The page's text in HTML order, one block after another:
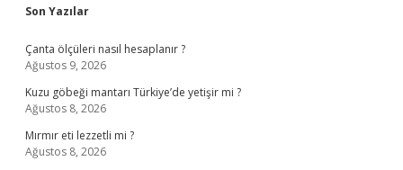
Sidebar
Son Yazılar
Çanta ölçüleri nasıl hesaplanır ?
Ağustos 9, 2026
Kuzu göbeği mantarı Türkiye’de yetişir mi ?
Ağustos 8, 2026
Mırmır eti lezzetli mi ?
Ağustos 8, 2026